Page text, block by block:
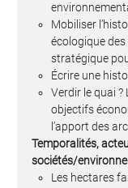
Mobiliser
écologique des
stratégique
Écrire une
Verdir le quai
objectifs
l’apport des
Temporalités,
sociétés/
Les hectares